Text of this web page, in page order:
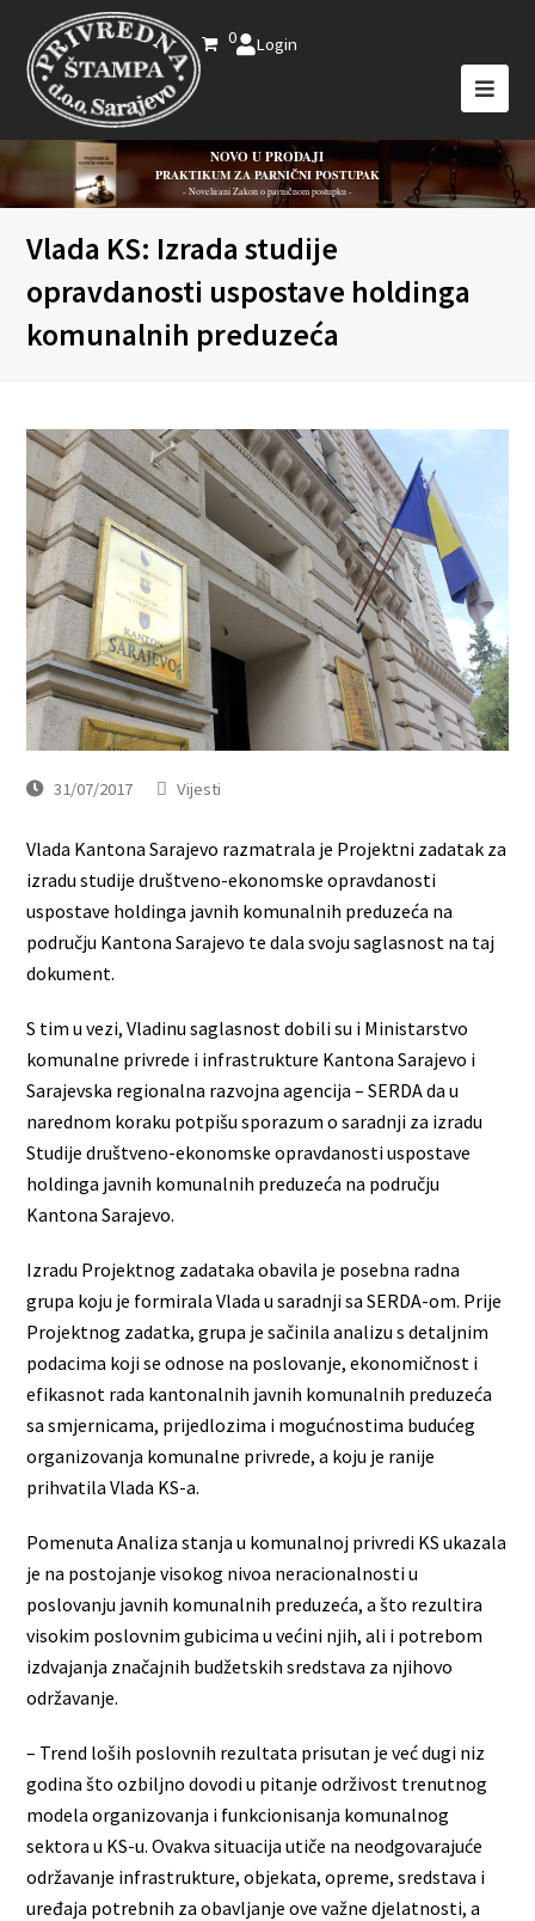
0 Login
NOVO U PRODAJI
PRAKTIKUM ZA PARNIČNI POSTUPAK
- Novelirani Zakon o parničnom postupku -
Vlada KS: Izrada studije
opravdanosti uspostave holdinga
komunalnih preduzeća
31/07/2017 Vijesti
Vlada Kantona Sarajevo razmatrala je Projektni zadatak za
izradu studije društveno-ekonomske opravdanosti
uspostave holdinga javnih komunalnih preduzeća na
području Kantona Sarajevo te dala svoju saglasnost na taj
dokument.
S tim u vezi, Vladinu saglasnost dobili su i Ministarstvo
komunalne privrede i infrastrukture Kantona Sarajevo i
Sarajevska regionalna razvojna agencija – SERDA da u
narednom koraku potpišu sporazum o saradnji za izradu
Studije društveno-ekonomske opravdanosti uspostave
holdinga javnih komunalnih preduzeća na području
Kantona Sarajevo.
Izradu Projektnog zadataka obavila je posebna radna
grupa koju je formirala Vlada u saradnji sa SERDA-om. Prije
Projektnog zadatka, grupa je sačinila analizu s detaljnim
podacima koji se odnose na poslovanje, ekonomičnost i
efikasnot rada kantonalnih javnih komunalnih preduzeća
sa smjernicama, prijedlozima i mogućnostima budućeg
organizovanja komunalne privrede, a koju je ranije
prihvatila Vlada KS-a.
Pomenuta Analiza stanja u komunalnoj privredi KS ukazala
je na postojanje visokog nivoa neracionalnosti u
poslovanju javnih komunalnih preduzeća, a što rezultira
visokim poslovnim gubicima u većini njih, ali i potrebom
izdvajanja značajnih budžetskih sredstava za njihovo
održavanje.
– Trend loših poslovnih rezultata prisutan je već dugi niz
godina što ozbiljno dovodi u pitanje održivost trenutnog
modela organizovanja i funkcionisanja komunalnog
sektora u KS-u. Ovakva situacija utiče na neodgovarajuće
održavanje infrastrukture, objekata, opreme, sredstava i
uređaja potrebnih za obavljanje ove važne djelatnosti, a